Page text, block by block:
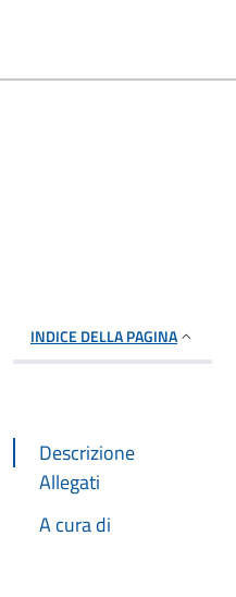
INDICE DELLA PAGINA
Descrizione
Allegati
A cura di